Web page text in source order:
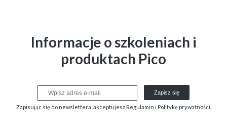
Informacje o szkoleniach i
produktach Pico
Zapisz się
Zapisując się do newslettera, akceptujesz Regulamin i Politykę prywatności.